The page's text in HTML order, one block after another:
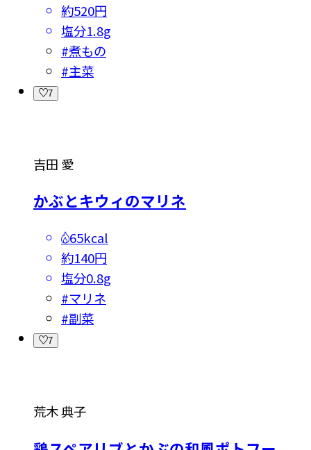
約520円
塩分1.8g
#煮もの
#主菜
7
吉田 愛
かぶとキウィのマリネ
65kcal
約140円
塩分0.8g
#マリネ
#副菜
7
荒木 典子